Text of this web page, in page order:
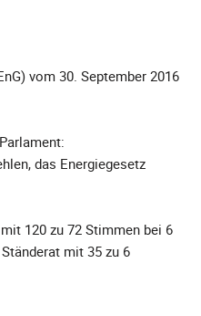
vom 30. September 2016
das Energiegesetz
120 zu 72 Stimmen bei 6
mit 35 zu 6